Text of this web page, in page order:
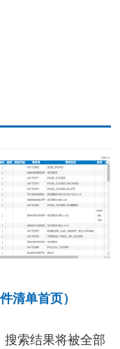
清单首页）
索结果将被全部